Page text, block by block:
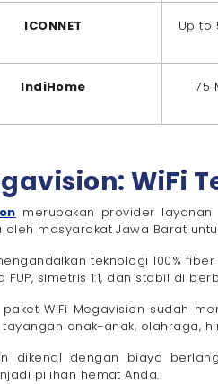
ICONNET Up to
IndiHome 75
WiFi
merupakan provider
oleh masyarakat Jawa Barat
teknologi 100%
FUP, simetris 1:1, dan stabil di
WiFi Megavision sudah
tayangan anak-anak, olahraga,
dikenal dengan biaya
pilihan hemat Anda.